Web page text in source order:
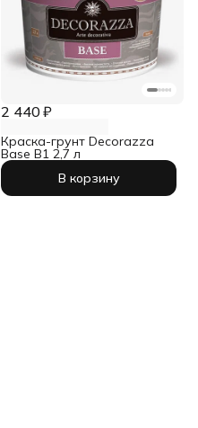
2 440 ₽
Краска-грунт Decorazza
Base B1 2,7 л
В корзину